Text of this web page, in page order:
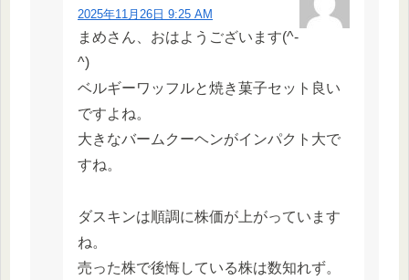
2025年11月26日 9:25 AM
まめさん、おはようございます(^-
^)
ベルギーワッフルと焼き菓子セット良い
ですよね。
大きなバームクーヘンがインパクト大で
すね。
ダスキンは順調に株価が上がっています
ね。
売った株で後悔している株は数知れず。